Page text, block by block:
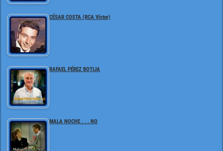
CÉSAR COSTA (RCA Víctor)
RAFAEL PÉREZ BOTIJA
MALA NOCHE . . . NO